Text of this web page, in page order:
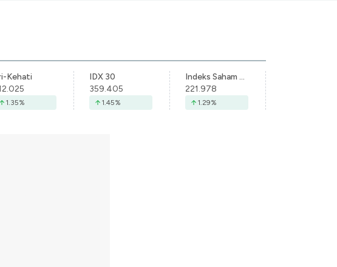
Kehati
1.35%
IDX 30
359.405
1.45%
Indeks Saham Syariah Indonesia
221.978
1.29%